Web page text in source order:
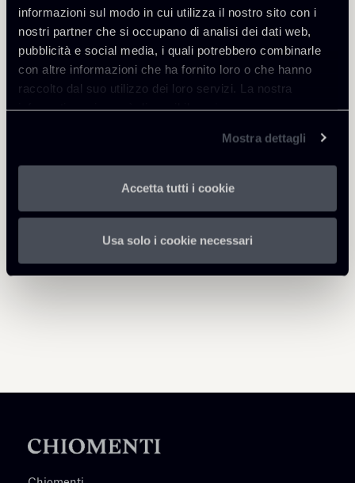
informazioni sul modo in cui utilizza il nostro sito con i
nostri partner che si occupano di analisi dei dati web,
pubblicità e social media, i quali potrebbero combinarle
con altre informazioni che ha fornito loro o che hanno
raccolto dal suo utilizzo dei loro servizi. La nostra
informativa privacy è disponibilequi.
Mostra dettagli
Accetta tutti i cookie
Usa solo i cookie necessari
Professionisti correlati
Scopri il professionista